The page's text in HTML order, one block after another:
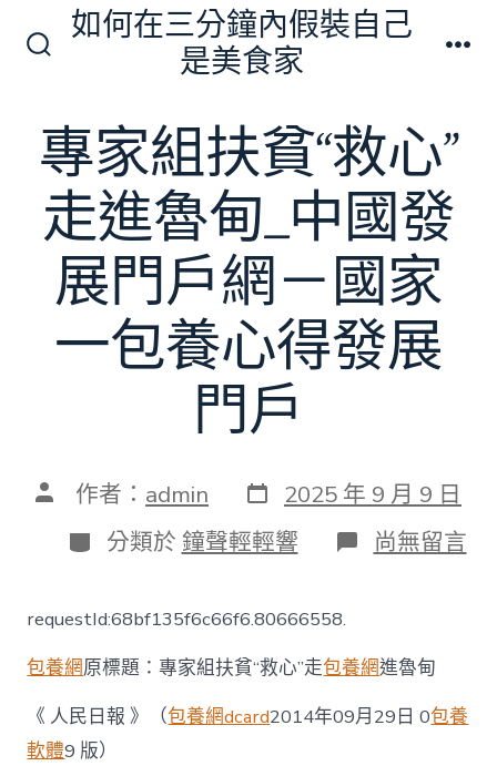
換
開
關
如何在三分鐘內假裝自己
是美食家
專家組扶貧“救心”
走進魯甸_中國發
展門戶網－國家
一包養心得發展
門戶
文 作者： admin 發
表
日
期
2025 年 9 月 9 日
分
類
分類於 鐘聲輕輕響 在
〈專
貧
“救
走
尚無留言
requestId:68bf135f6c66f6.80666558.
包養網原標題：專家組扶貧“救心”走包養網進魯甸
《 人民日報 》（包養網dcard2014年09月29日 0包養
軟體9 版）